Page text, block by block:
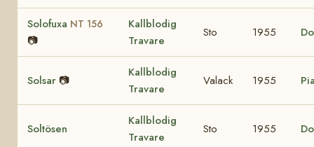
Solofuxa NT 156
📷
Kallblodig
Travare
Sto 1955
Solsar 📷
Kallblodig
Travare
Valack 1955
Soltösen
Kallblodig
Travare
Sto 1955